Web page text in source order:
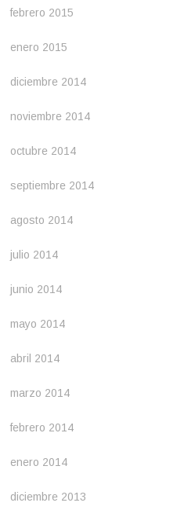
febrero 2015
enero 2015
diciembre 2014
noviembre 2014
octubre 2014
septiembre 2014
agosto 2014
julio 2014
junio 2014
mayo 2014
abril 2014
marzo 2014
febrero 2014
enero 2014
diciembre 2013